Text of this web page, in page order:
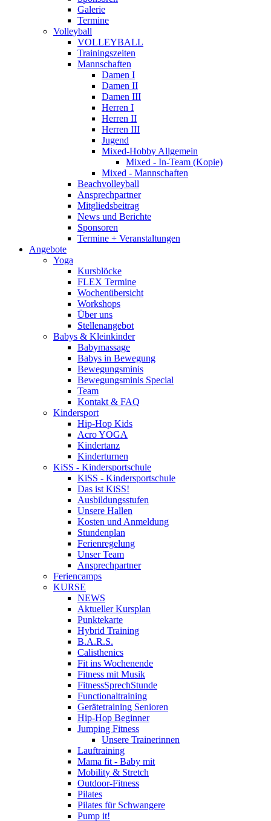
Galerie
Termine
Volleyball
VOLLEYBALL
Trainingszeiten
Mannschaften
Damen I
Damen II
Damen III
Herren I
Herren II
Herren III
Jugend
Mixed-Hobby Allgemein
Mixed - In-Team (Kopie)
Mixed - Mannschaften
Beachvolleyball
Ansprechpartner
Mitgliedsbeitrag
News und Berichte
Sponsoren
Termine + Veranstaltungen
Angebote
Yoga
Kursblöcke
FLEX Termine
Wochenübersicht
Workshops
Über uns
Stellenangebot
Babys & Kleinkinder
Babymassage
Babys in Bewegung
Bewegungsminis
Bewegungsminis Special
Team
Kontakt & FAQ
Kindersport
Hip-Hop Kids
Acro YOGA
Kindertanz
Kinderturnen
KiSS - Kindersportschule
KiSS - Kindersportschule
Das ist KiSS!
Ausbildungsstufen
Unsere Hallen
Kosten und Anmeldung
Stundenplan
Ferienregelung
Unser Team
Ansprechpartner
Feriencamps
KURSE
NEWS
Aktueller Kursplan
Punktekarte
Hybrid Training
B.A.R.S.
Calisthenics
Fit ins Wochenende
Fitness mit Musik
FitnessSprechStunde
Functionaltraining
Gerätetraining Senioren
Hip-Hop Beginner
Jumping Fitness
Unsere Trainerinnen
Lauftraining
Mama fit - Baby mit
Mobility & Stretch
Outdoor-Fitness
Pilates
Pilates für Schwangere
Pump it!